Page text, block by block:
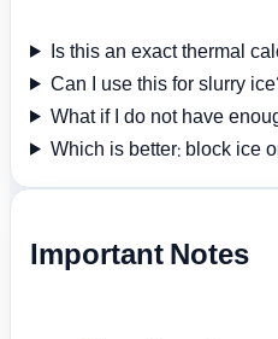
Is this an exact thermal
Can I use this for slurry
What if I do not have
Which is better: block ice
Important Notes